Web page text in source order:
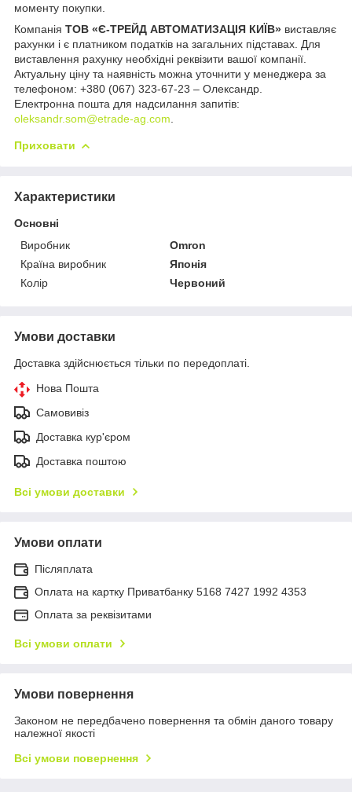
моменту покупки.
Компанія ТОВ «Є-ТРЕЙД АВТОМАТИЗАЦІЯ КИЇВ» виставляє
рахунки і є платником податків на загальних підставах. Для
виставлення рахунку необхідні реквізити вашої компанії.
Актуальну ціну та наявність можна уточнити у менеджера за
телефоном: +380 (067) 323-67-23 – Олександр.
Електронна пошта для надсилання запитів:
oleksandr.som@etrade-ag.com
Приховати
Характеристики
Основні
Виробник
Omron
Країна виробник
Японія
Колір
Червоний
Умови доставки
Доставка здійснюється тільки по передоплаті.
Нова Пошта
Самовивіз
Доставка кур'єром
Доставка поштою
Всі умови доставки
Умови оплати
Післяплата
Оплата на картку Приватбанку 5168 7427 1992 4353
Оплата за реквізитами
Всі умови оплати
Умови повернення
Законом не передбачено повернення та обмін даного товару
належної якості
Всі умови повернення